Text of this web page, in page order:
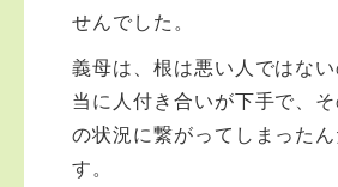
せんでした。
義母は、根は悪い人ではな
当に人付き合いが下手で、
の状況に繋がってしまったん
す。